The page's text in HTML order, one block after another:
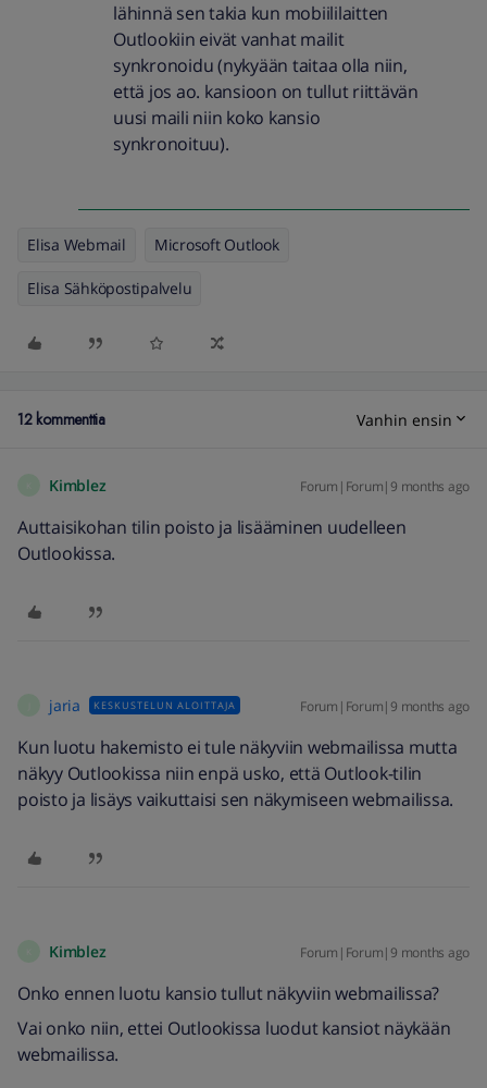
lähinnä sen takia kun mobiililaitten
Outlookiin eivät vanhat mailit
synkronoidu (nykyään taitaa olla niin,
että jos ao. kansioon on tullut riittävän
uusi maili niin koko kansio
synkronoituu).
Elisa Webmail Microsoft Outlook
Elisa Sähköpostipalvelu
12 kommenttia Vanhin ensin
Kimblez Forum|Forum|9 months ago
Auttaisikohan tilin poisto ja lisääminen uudelleen
Outlookissa.
jaria KESKUSTELUN ALOITTAJA Forum|Forum|9 months ago
Kun luotu hakemisto ei tule näkyviin webmailissa mutta
näkyy Outlookissa niin enpä usko, että Outlook-tilin
poisto ja lisäys vaikuttaisi sen näkymiseen webmailissa.
Kimblez Forum|Forum|9 months ago
Onko ennen luotu kansio tullut näkyviin webmailissa?
Vai onko niin, ettei Outlookissa luodut kansiot näykään
webmailissa.